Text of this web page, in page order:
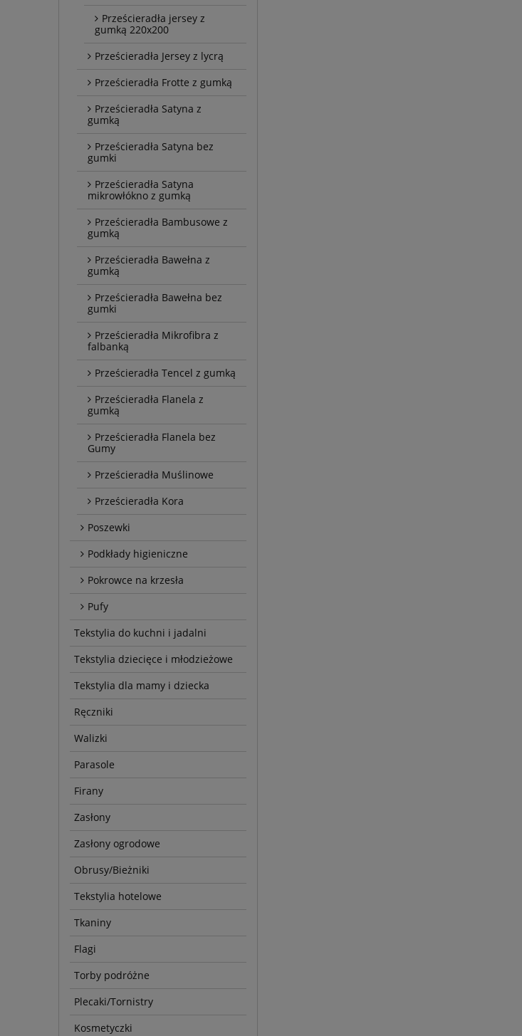
Prześcieradła jersey z
gumką 220x200
Prześcieradła Jersey z lycrą
Prześcieradła Frotte z gumką
Prześcieradła Satyna z
gumką
Prześcieradła Satyna bez
gumki
Prześcieradła Satyna
mikrowłókno z gumką
Prześcieradła Bambusowe z
gumką
Prześcieradła Bawełna z
gumką
Prześcieradła Bawełna bez
gumki
Prześcieradła Mikrofibra z
falbanką
Prześcieradła Tencel z gumką
Prześcieradła Flanela z
gumką
Prześcieradła Flanela bez
Gumy
Prześcieradła Muślinowe
Prześcieradła Kora
Poszewki
Podkłady higieniczne
Pokrowce na krzesła
Pufy
Tekstylia do kuchni i jadalni
Tekstylia dziecięce i młodzieżowe
Tekstylia dla mamy i dziecka
Ręczniki
Walizki
Parasole
Firany
Zasłony
Zasłony ogrodowe
Obrusy/Bieżniki
Tekstylia hotelowe
Tkaniny
Flagi
Torby podróżne
Plecaki/Tornistry
Kosmetyczki